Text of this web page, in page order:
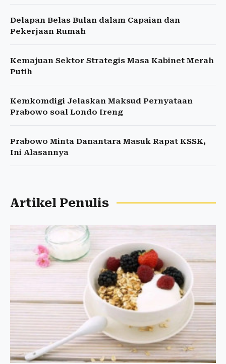
Delapan Belas Bulan dalam Capaian dan
Pekerjaan Rumah
Kemajuan Sektor Strategis Masa Kabinet Merah
Putih
Kemkomdigi Jelaskan Maksud Pernyataan
Prabowo soal Londo Ireng
Prabowo Minta Danantara Masuk Rapat KSSK,
Ini Alasannya
Artikel Penulis